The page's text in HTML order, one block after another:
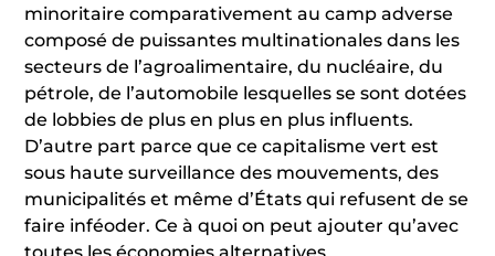
minoritaire comparativement au camp adverse
composé de puissantes multinationales dans les
secteurs de l’agroalimentaire, du nucléaire, du
pétrole, de l’automobile lesquelles se sont dotées
de lobbies de plus en plus en plus influents.
D’autre part parce que ce capitalisme vert est
sous haute surveillance des mouvements, des
municipalités et même d’États qui refusent de se
faire inféoder. Ce à quoi on peut ajouter qu’avec